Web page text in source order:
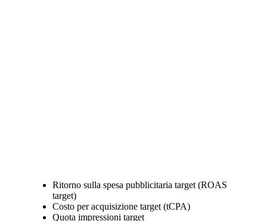
Ritorno sulla spesa pubblicitaria target (ROAS
target)
Costo per acquisizione target (tCPA)
Quota impressioni target